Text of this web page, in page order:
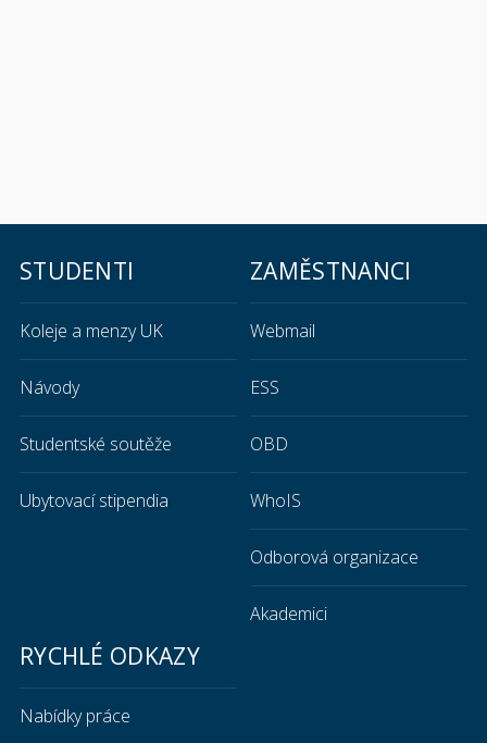
STUDENTI
Koleje a menzy UK
Návody
Studentské soutěže
Ubytovací stipendia
ZAMĚSTNANCI
Webmail
ESS
OBD
WhoIS
Odborová organizace
Akademici
RYCHLÉ ODKAZY
Nabídky práce